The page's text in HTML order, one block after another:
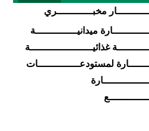
مخبــــــــــــري
ميدانيــــــــــــــة
غذائيـــــــــــــــــــــة
لمستودعــــــــــــــات